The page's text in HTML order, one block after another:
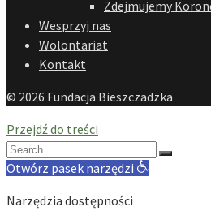
Zdejmujemy
Wesprzyj nas
Wolontariat
Kontakt
© 2026 Fundacja Bieszczadzka
Przejdź do treści
Search
for:
Otwórz pasek narzędzi
Narzędzia dostępności